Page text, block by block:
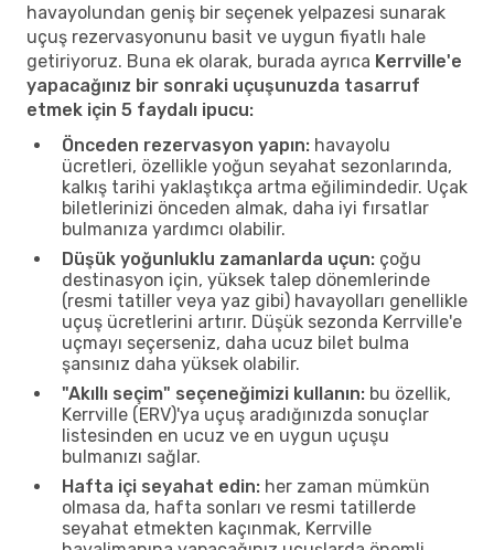
havayolundan geniş bir seçenek yelpazesi sunarak
uçuş rezervasyonunu basit ve uygun fiyatlı hale
getiriyoruz. Buna ek olarak, burada ayrıca Kerrville'e
yapacağınız bir sonraki uçuşunuzda tasarruf
etmek için 5 faydalı ipucu:
Önceden rezervasyon yapın: havayolu
ücretleri, özellikle yoğun seyahat sezonlarında,
kalkış tarihi yaklaştıkça artma eğilimindedir. Uçak
biletlerinizi önceden almak, daha iyi fırsatlar
bulmanıza yardımcı olabilir.
Düşük yoğunluklu zamanlarda uçun: çoğu
destinasyon için, yüksek talep dönemlerinde
(resmi tatiller veya yaz gibi) havayolları genellikle
uçuş ücretlerini artırır. Düşük sezonda Kerrville'e
uçmayı seçerseniz, daha ucuz bilet bulma
şansınız daha yüksek olabilir.
"Akıllı seçim" seçeneğimizi kullanın: bu özellik,
Kerrville (ERV)'ya uçuş aradığınızda sonuçlar
listesinden en ucuz ve en uygun uçuşu
bulmanızı sağlar.
Hafta içi seyahat edin: her zaman mümkün
olmasa da, hafta sonları ve resmi tatillerde
seyahat etmekten kaçınmak, Kerrville